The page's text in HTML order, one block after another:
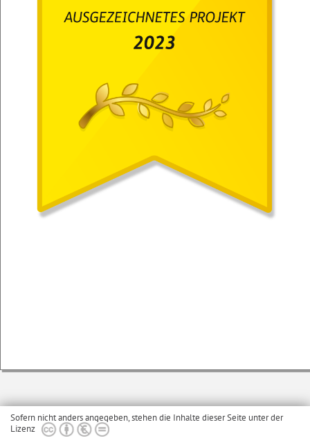
Sofern nicht anders angegeben, stehen die Inhalte dieser Seite unter der
Lizenz